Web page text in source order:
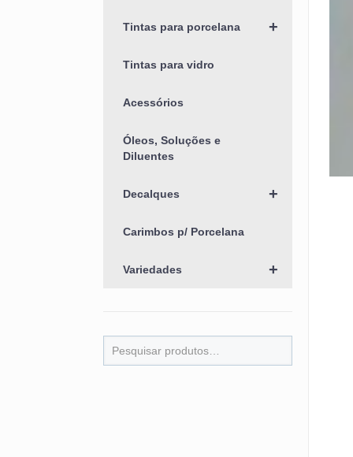
+
Tintas para porcelana
Tintas para vidro
Acessórios
Óleos, Soluções e
Diluentes
+
Decalques
Carimbos p/ Porcelana
+
Variedades